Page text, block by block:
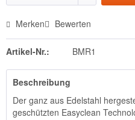
Merken Bewerten
Artikel-Nr.: BMR1
Beschreibung
Der ganz aus Edelstahl
geschützten Easyclean